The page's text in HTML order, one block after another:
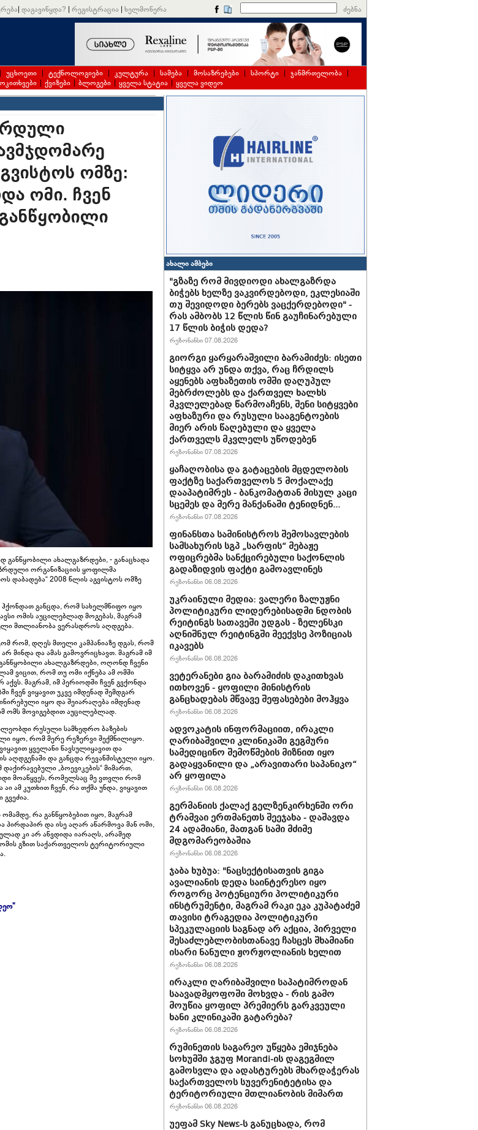
| დაგავიწყდა? | რეგისტრაცია | ხელმოწერა ძებნა
| უცხოეთი | ტექნოლოგიები | კულტურა | სამება | მოსაზრებები | სპორტი | ჯანმრთელობა |
| ქვიზები | ბლოგები | ყველა სტატია | ყველა ვიდეო
ომზე:
ომი. ჩვენ
განწყობილი ახალგაზრდები, - განაცხადა
ორგანიზაციის ყოფილმა
დაბადება“ 2008 წლის აგვისტოს ომზე
განცდა, რომ სახელმწიფო იყო
ომის აუცილებლად მოგებას, მაგრამ
მთლიანობა ვერასდროს აღდგება.
რომ, დღეს მთელი კამპანიაზე დგას, რომ
მინდა და ამას გამოვრიცხავთ. მაგრამ იმ
ახალგაზრდები, ოღონდ ჩვენი
ვიცით, რომ თუ ომი იქნება ამ ომში
მაგრამ, იმ პერიოდში ჩვენ გვქონდა
ვიყავით უკვე იმდენად შემდგარ
იყო და შეიარაღება იმდენად
ომს მოვიგებდით აუცილებლად.
რუსული სამხედრო ბაზების
იყო, რომ მერე რეზერვი შექმნილიყო.
ყველანი წავსულიყავით და
და განცდა რევანშისტული იყო.
„ბოევიკების“ მიმართ,
მოაწყვეს, რომელსაც მე ვთვლი რომ
ამ კუთხით ჩვენ, რა თქმა უნდა, ვიყავით
რა განწყობებით იყო, მაგრამ
პირდაპირ და ისე აღარ აწარმოვა მან ომი,
კი არ აწვდიდა იარაღს, არამედ
ომის გზით საქართველოს ტერიტორიული
ახალი ამბები
"გზაზე რომ მივდიოდი ახალგაზრდა
ბიჭებს ხელზე ვაკვირდებოდი, ეკლესიაში
თუ შევიდოდი ბერებს ვაცქერდებოდი" -
რას ამბობს 12 წლის წინ გაუჩინარებული
17 წლის ბიჭის დედა?
რეზონანსი 07.08.2026
გიორგი ყარყარაშვილი ბარამიძეს: ისეთი
სიტყვა არ უნდა თქვა, რაც ჩრდილს
აყენებს აფხაზეთის ომში დაღუპულ
მებრძოლებს და ქართველ ხალხს
მკვლელებად წარმოაჩენს, შენი სიტყვები
აფხაზური და რუსული სააგენტოების
მიერ არის წაღებული და ყველა
ქართველს მკვლელს უწოდებენ
რეზონანსი 07.08.2026
ყაჩაღობისა და გატაცების მცდელობის
ფაქტზე საქართველოს 5 მოქალაქე
დააპატიმრეს - ბანკომატთან მისულ კაცი
სცემეს და მერე მანქანაში ტენიდნენ...
რეზონანსი 07.08.2026
ფინანსთა სამინისტროს შემოსავლების
სამსახურის სგპ „სარფის“ მებაჟე
ოფიცრებმა სანქცირებული საქონლის
გადაზიდვის ფაქტი გამოავლინეს
რეზონანსი 06.08.2026
უკრაინული მედია: ვალერი ზალუჟნი
პოლიტიკური ლიდერებისადმი ნდობის
რეიტინგს სათავეში უდგას - ზელენსკი
აღნიშნულ რეიტინგში მეექვსე პოზიციას
იკავებს
რეზონანსი 06.08.2026
ვეტერანები გია ბარამიძის დაკითხვას
ითხოვენ - ყოფილი მინისტრის
განცხადებას მწვავე შეფასებები მოჰყვა
რეზონანსი 06.08.2026
ადვოკატის ინფორმაციით, ირაკლი
ღარიბაშვილი კლინიკაში გეგმური
სამედიცინო შემოწმების მიზნით იყო
გადაყვანილი და „არავითარი საპანიკო“
არ ყოფილა
რეზონანსი 06.08.2026
გერმანიის ქალაქ გელზენკირხენში ორი
ტრამვაი ერთმანეთს შეეჯახა - დაშავდა
24 ადამიანი, მათგან სამი მძიმე
მდგომარეობაშია
რეზონანსი 06.08.2026
ჯაბა ხუბუა: "ნაცსექტისათვის გიგა
ავალიანის დედა საინტერესო იყო
როგორც პოტენციური პოლიტიკური
ინსტრუმენტი, მაგრამ რაკი ეკა კუპატაძემ
თავისი ტრაგედია პოლიტიკური
სპეკულაციის საგნად არ აქცია, პირველი
შესაძლებლობისთანავე ჩასცეს შხამიანი
ისარი ნანული ჟორჟოლიანის ხელით
რეზონანსი 06.08.2026
ირაკლი ღარიბაშვილი საპატიმროდან
საავადმყოფოში მოხვდა - რის გამო
მოუწია ყოფილ პრემიერს გარკვეული
ხანი კლინიკაში გატარება?
რეზონანსი 06.08.2026
რუმინეთის საგარეო უწყება ემიჯნება
სოხუმში ჯგუფ Morandi-ის დაგეგმილ
გამოსვლა და ადასტურებს მხარდაჭერას
საქართველოს სუვერენიტეტისა და
ტერიტორიული მთლიანობის მიმართ
რეზონანსი 06.08.2026
უეფამ Sky News-ს განუცხადა, რომ